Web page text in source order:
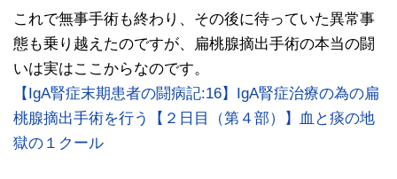
これで無事手術も終わり、その後に待っていた異常事
態も乗り越えたのですが、扁桃腺摘出手術の本当の闘
いは実はここからなのです。
【IgA腎症末期患者の闘病記:16】IgA腎症治療の為の扁
桃腺摘出手術を行う【２日目（第４部）】血と痰の地
獄の１クール